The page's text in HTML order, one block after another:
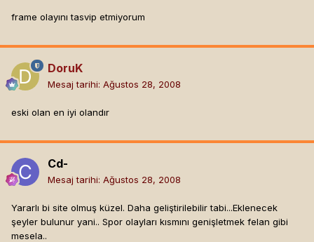
frame olayını tasvip etmiyorum
DoruK
Mesaj tarihi: Ağustos 28, 2008
eski olan en iyi olandır
Cd-
Mesaj tarihi: Ağustos 28, 2008
Yararlı bi site olmuş küzel. Daha geliştirilebilir tabi...Eklenecek
şeyler bulunur yani.. Spor olayları kısmını genişletmek felan gibi
mesela..